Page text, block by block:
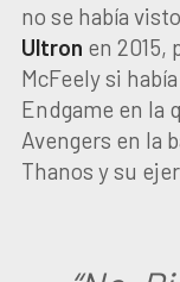
no se había
Ultron en 2015,
McFeely si
Endgame en la
Avengers en la
Thanos y su